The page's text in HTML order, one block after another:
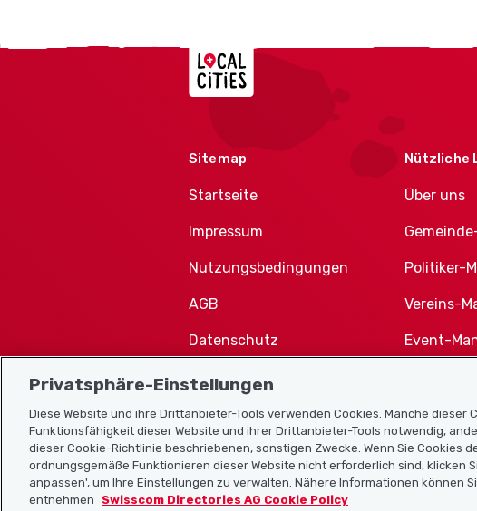
Localcities
Sitemap
Startseite
Impressum
Nutzungsbedingungen
AGB
Datenschutz
Cookie-Richtlinie
Nützliche
Über uns
Politiker-
Vereins-
Event-
Vereine-
Privatsphäre-Einstellungen
Diese Website und ihre Drittanbieter-Tools verwenden Cookies. Manche dieser
Funktionsfähigkeit dieser Website und ihrer Drittanbieter-Tools notwendig,
dieser Cookie-Richtlinie beschriebenen, sonstigen Zwecke. Wenn Sie Cookies
ordnungsgemäße Funktionieren dieser Website nicht erforderlich sind, klicken
anpassen', um Ihre Einstellungen zu verwalten. Nähere Informationen können
entnehmen Swisscom Directories AG Cookie Policy